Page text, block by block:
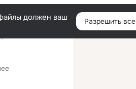
Войти
должен ваш Разрешить все
делопроизводства